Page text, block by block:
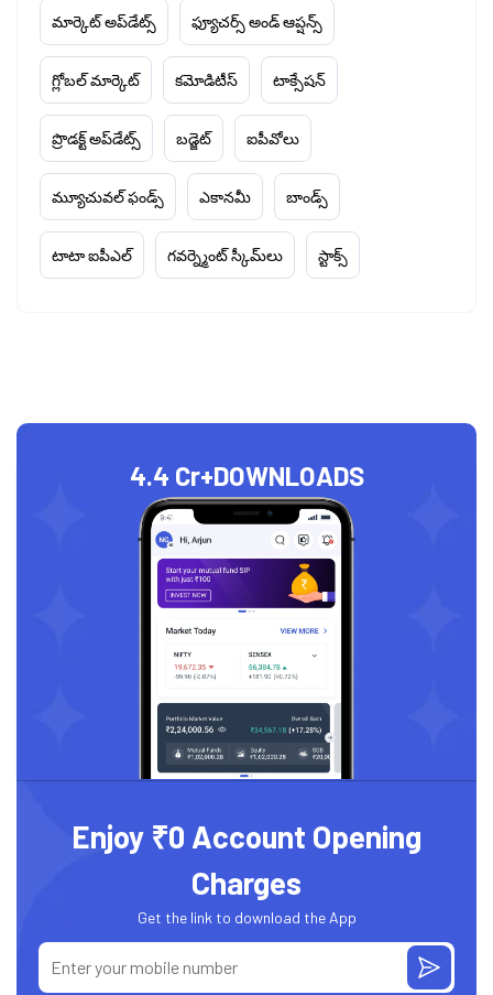
మార్కెట్ అప్‌డేట్స్ ఫ్యూచర్స్ అండ్ ఆప్షన్స్
గ్లోబల్ మార్కెట్ కమోడిటీస్ టాక్సేషన్
ప్రొడక్ట్ అప్‌డేట్స్ బడ్జెట్ ఐపీవోలు
మ్యూచువల్ ఫండ్స్ ఎకానమీ బాండ్స్
టాటా ఐపీఎల్ గవర్న్మెంట్ స్కీమ్‌లు స్టాక్స్
4.4 Cr+DOWNLOADS
Enjoy ₹0 Account Opening
Charges
Get the link to download the App